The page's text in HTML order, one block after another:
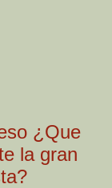
¿Que
la gran